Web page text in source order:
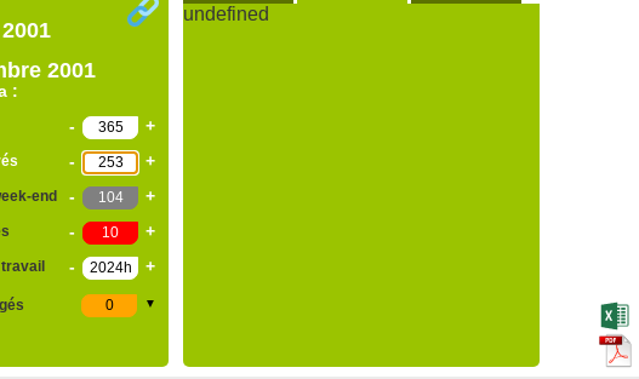
2001
:
- +
- +
end - +
- +
- +
▼
undefined